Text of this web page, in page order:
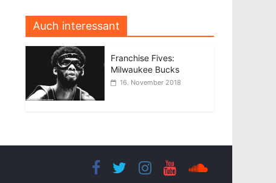
Auch interessant
Franchise Fives:
Milwaukee Bucks
16. November 2018